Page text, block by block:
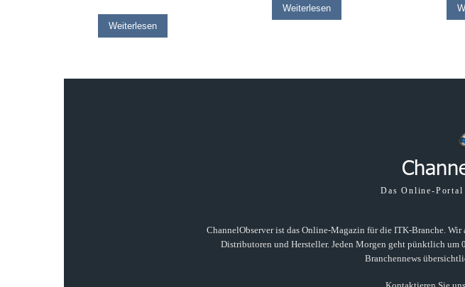
Weiterlesen
Weiterlesen
Das Online-
ChannelObserver ist das Online-Magazin für die ITK-Branche.
Distributoren und Hersteller. Jeden Morgen geht pünktlich um
Branchennews